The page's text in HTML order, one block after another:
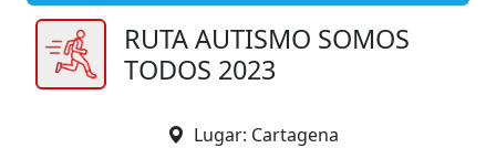
RUTA AUTISMO SOMOS
TODOS 2023
Lugar: Cartagena